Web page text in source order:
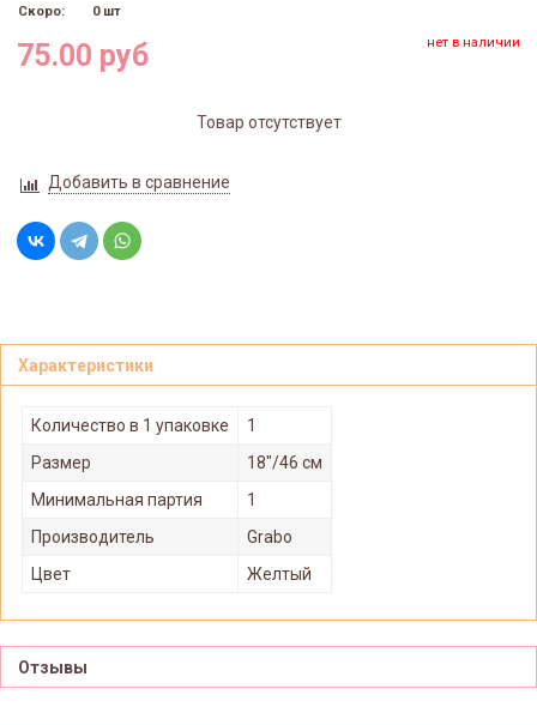
Скоро:
0 шт
75.00 руб нет в наличии
Товар отсутствует
Добавить в сравнение
Характеристики
Количество в 1 упаковке
1
Размер
18"/46 см
Минимальная партия
1
Производитель
Grabo
Цвет
Желтый
Отзывы